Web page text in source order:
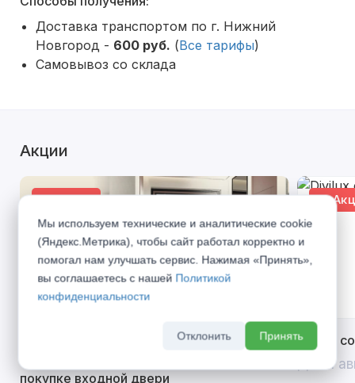
Доставка транспортом по г. Нижний
Новгород - 600 руб. (Все тарифы)
Самовывоз со склада
Акции
% Акция
Открой двери выгоде. Дополнительная
покупке входной двери
%
Divilux
До 31
Мы используем технические и аналитические cookie
(Яндекс.Метрика), чтобы сайт работал корректно и
помогал нам улучшать сервис. Нажимая «Принять»,
вы соглашаетесь с нашей Политикой
конфиденциальности
Отклонить Принять